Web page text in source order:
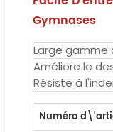
Gymnases
Large gamme
Améliore le
Résiste à
Numéro